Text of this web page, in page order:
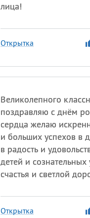
лица!
Открытка
Великолепного
поздравляю с днём
сердца желаю
и больших успехов в
в радость и
детей и
счастья и светлой
Открытка